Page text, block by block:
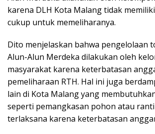
karena DLH Kota Malang tidak
cukup untuk memeliharanya.
Dito menjelaskan bahwa pengelolaan
Alun-Alun Merdeka dilakukan oleh
masyarakat karena keterbatasan
pemeliharaan RTH. Hal ini juga
lain di Kota Malang yang
seperti pemangkasan pohon atau
terlaksana karena keterbatasan